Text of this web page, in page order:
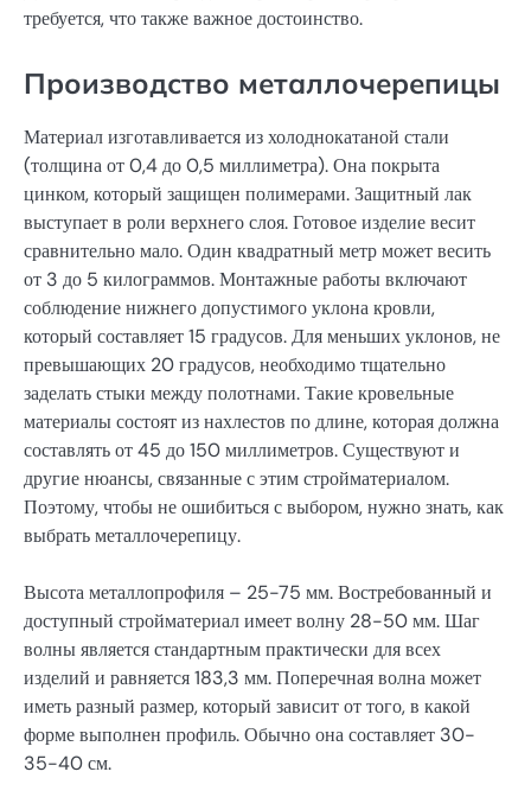
требуется, что также важное достоинство.
Производство металлочерепицы
Материал изготавливается из холоднокатаной стали
(толщина от 0,4 до 0,5 миллиметра). Она покрыта
цинком, который защищен полимерами. Защитный лак
выступает в роли верхнего слоя. Готовое изделие весит
сравнительно мало. Один квадратный метр может весить
от 3 до 5 килограммов. Монтажные работы включают
соблюдение нижнего допустимого уклона кровли,
который составляет 15 градусов. Для меньших уклонов, не
превышающих 20 градусов, необходимо тщательно
заделать стыки между полотнами. Такие кровельные
материалы состоят из нахлестов по длине, которая должна
составлять от 45 до 150 миллиметров. Существуют и
другие нюансы, связанные с этим стройматериалом.
Поэтому, чтобы не ошибиться с выбором, нужно знать, как
выбрать металлочерепицу.
Высота металлопрофиля – 25-75 мм. Востребованный и
доступный стройматериал имеет волну 28-50 мм. Шаг
волны является стандартным практически для всех
изделий и равняется 183,3 мм. Поперечная волна может
иметь разный размер, который зависит от того, в какой
форме выполнен профиль. Обычно она составляет 30-
35-40 см.